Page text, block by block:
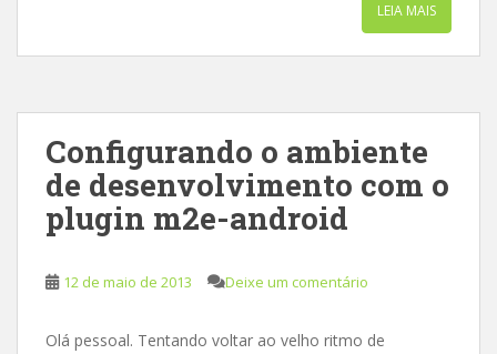
LEIA MAIS
Configurando o ambiente
de desenvolvimento com o
plugin m2e-android
12 de maio de 2013 Deixe um comentário
Olá pessoal. Tentando voltar ao velho ritmo de